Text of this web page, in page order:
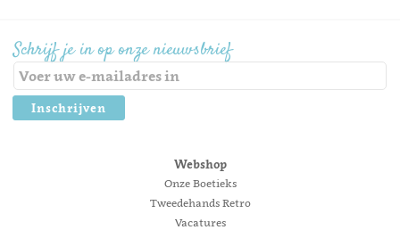
Schrijf je in op onze nieuwsbrief
Inschrijven
Webshop
Onze Boetieks
Tweedehands Retro
Vacatures